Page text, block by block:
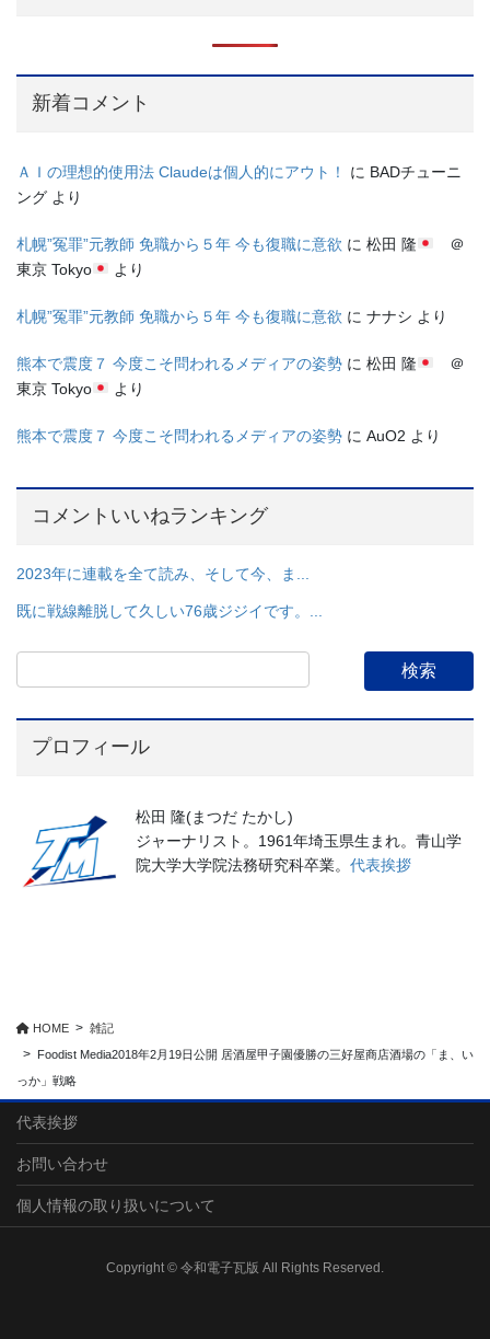
新着コメント
ＡＩの理想的使用法 Claudeは個人的にアウト！ に BADチューニ
ング より
札幌”冤罪”元教師 免職から５年 今も復職に意欲 に 松田 隆
＠
東京 Tokyo
より
札幌”冤罪”元教師 免職から５年 今も復職に意欲 に ナナシ より
熊本で震度７ 今度こそ問われるメディアの姿勢 に 松田 隆
＠
東京 Tokyo
より
熊本で震度７ 今度こそ問われるメディアの姿勢 に AuO2 より
コメントいいねランキング
2023年に連載を全て読み、そして今、ま...
既に戦線離脱して久しい76歳ジジイです。...
プロフィール
松田 隆(まつだ たかし)
ジャーナリスト。1961年埼玉県生まれ。青山学
院大学大学院法務研究科卒業。 代表挨拶
HOME
雑記
Foodist Media2018年2月19日公開 居酒屋甲子園優勝の三好屋商店酒場の「ま、い
っか」戦略
代表挨拶
お問い合わせ
個人情報の取り扱いについて
Copyright © 令和電子瓦版 All Rights Reserved.